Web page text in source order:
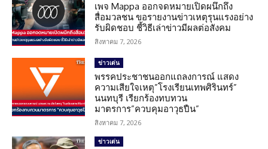
เพจ Mappa ออกจดหมายเปิดผนึกถึง
สื่อมวลชน ขอรายงานข่าวเหตุรุนแรงอย่าง
รับผิดชอบ ชี้วิธีเล่าข่าวมีผลต่อสังคม
สิงหาคม 7, 2026
ข่าวเด่น
พรรคประชาชนออกแถลงการณ์ แสดง
ความเสียใจเหตุ”โรงเรียนเทพศิรินทร์”
นนทบุรี เรียกร้องทบทวน
มาตรการ”ควบคุมอาวุธปืน”
สิงหาคม 7, 2026
ข่าวเด่น